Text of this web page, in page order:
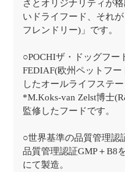
さとオリジナリティが
いドライフード、それ
フレンドリー)」です。
○POCHIザ・ドッグフー
FEDIAF(欧州ペットフ
したオールライフステー
*M.Koks-van Zelst博士
監修したフードです。
○世界基準の品質管理認
品質管理認証GMP＋B8
にて製造。